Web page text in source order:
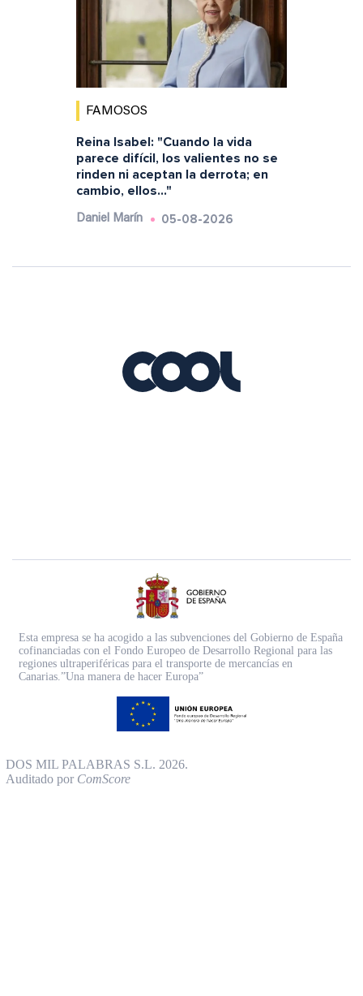
FAMOSOS
Reina Isabel: "Cuando la vida
parece difícil, los valientes no se
rinden ni aceptan la derrota; en
cambio, ellos..."
Daniel Marín 05-08-2026
Esta empresa se ha acogido a las subvenciones del Gobierno de España
cofinanciadas con el Fondo Europeo de Desarrollo Regional para las
regiones ultraperiféricas para el transporte de mercancías en
Canarias.”Una manera de hacer Europa”
DOS MIL PALABRAS S.L. 2026.
Auditado por ComScore